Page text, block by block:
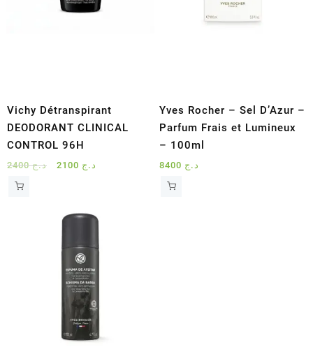
Vichy Détranspirant
DEODORANT CLINICAL
CONTROL 96H
د.ج2400
Le
د.ج 2400.
د.ج
Yves Rocher – Sel D’Azur –
Parfum Frais et Lumineux
– 100ml
د.ج